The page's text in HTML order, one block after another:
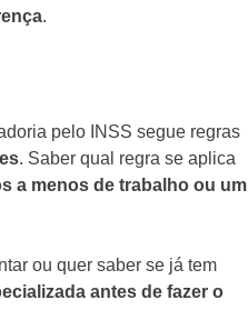
.
pelo INSS segue regras
. Saber qual regra se aplica
a menos de trabalho ou um
ou quer saber se já tem
antes de fazer o